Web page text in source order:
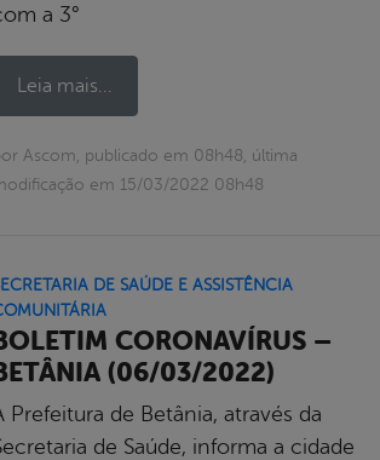
a 3°
Leia mais...
Ascom, publicado em 08h48, última
em 15/03/2022 08h48
DE SAÚDE E ASSISTÊNCIA
CORONAVÍRUS –
(06/03/2022)
Prefeitura de Betânia, através da
de Saúde, informa a cidade